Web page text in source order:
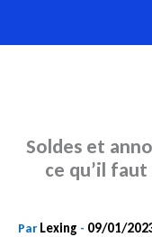
au
Soldes et
ce qu’il
Par Lexing - 09/01/